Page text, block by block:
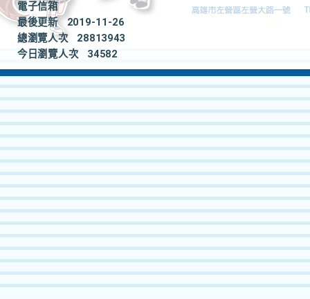
電子信箱
最後更新
2019-11-26
總瀏覽人次
28813943
今日瀏覽人次
34582